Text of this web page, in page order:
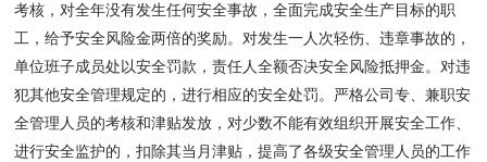
考核，对全年没有发生任何安全事故，全面完成安全生产目标的职
工，给予安全风险金两倍的奖励。对发生一人次轻伤、违章事故的，
单位班子成员处以安全罚款，责任人全额否决安全风险抵押金。对违
犯其他安全管理规定的，进行相应的安全处罚。严格公司专、兼职安
全管理人员的考核和津贴发放，对少数不能有效组织开展安全工作、
进行安全监护的，扣除其当月津贴，提高了各级安全管理人员的工作